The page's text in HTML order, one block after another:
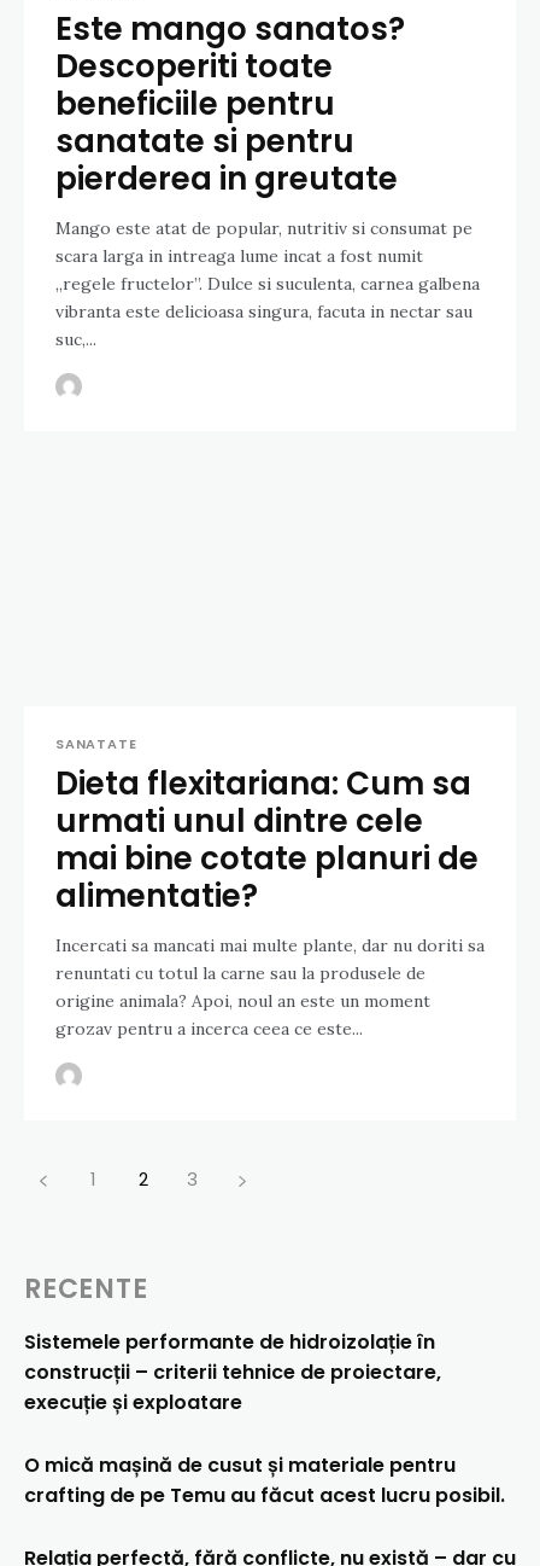
Este mango sanatos?
Descoperiti toate
beneficiile pentru
sanatate si pentru
pierderea in greutate
Mango este atat de popular, nutritiv si consumat pe
scara larga in intreaga lume incat a fost numit
„regele fructelor”. Dulce si suculenta, carnea galbena
vibranta este delicioasa singura, facuta in nectar sau
suc,...
SANATATE
Dieta flexitariana: Cum sa
urmati unul dintre cele
mai bine cotate planuri de
alimentatie?
Incercati sa mancati mai multe plante, dar nu doriti sa
renuntati cu totul la carne sau la produsele de
origine animala? Apoi, noul an este un moment
grozav pentru a incerca ceea ce este...
1 2 3
RECENTE
Sistemele performante de hidroizolație în
construcții – criterii tehnice de proiectare,
execuție și exploatare
O mică mașină de cusut și materiale pentru
crafting de pe Temu au făcut acest lucru posibil.
Relația perfectă, fără conflicte, nu există – dar cu